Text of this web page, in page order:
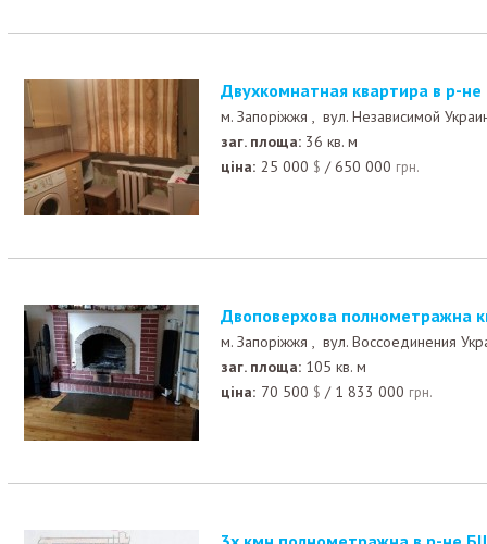
Двухкомнатная квартира в р-
м. Запоріжжя , вул. Независимой
заг. площа: 36 кв. м
ціна: 25 000 $ /650 000 грн.
Двоповерхова полнометражна
м. Запоріжжя , вул. Воссоединения
заг. площа: 105 кв. м
ціна: 70 500 $ / 1 833 000 грн.